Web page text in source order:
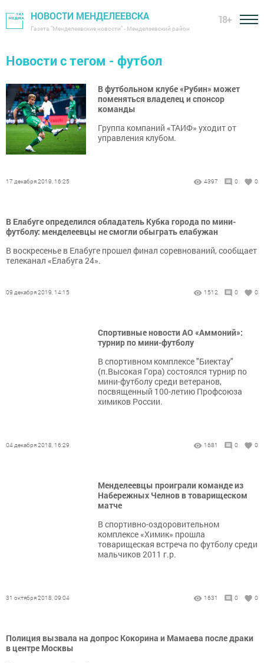
НОВОСТИ МЕНДЕЛЕЕВСКА
Газета "Менделеевские новости" - Менделеевский район
18+
Новости с тегом - футбол
В футбольном клубе «Рубин» может
поменяться владелец и спонсор
команды
Группа компаний «ТАИФ» уходит от
управления клубом.
17 декабря 2019, 16:25 4397 0 0
В Елабуге определился обладатель Кубка города по мини-
футболу: менделеевцы не смогли обыграть елабужан
В воскресенье в Елабуге прошел финал соревнований, сообщает
телеканал «Елабуга 24».
09 декабря 2019, 14:15 1512 0 0
Спортивные новости АО «Аммоний»:
турнир по мини-футболу
В спортивном комплексе "Биектау"
(п.Высокая Гора) состоялся турнир по
мини-футболу среди ветеранов,
посвященный 100-летию Профсоюза
химиков России.
04 декабря 2018, 16:29 1681 0 0
Менделеевцы проиграли команде из
Набережных Челнов в товарищеском
матче
В спортивно-оздоровительном
комплексе «Химик» прошла
товарищеская встреча по футболу среди
мальчиков 2011 г.р.
31 октября 2018, 09:04 1631 0 0
Полиция вызвала на допрос Кокорина и Мамаева после драки
в центре Москвы